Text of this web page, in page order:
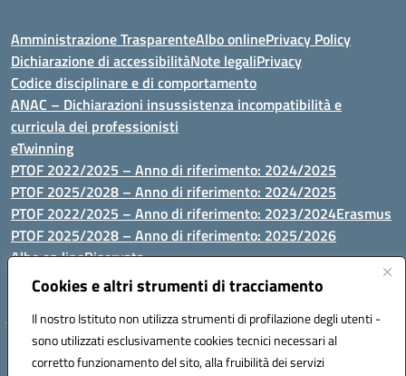
Cookies e altri strumenti di tracciamento
Il nostro Istituto non utilizza strumenti di profilazione degli utenti -
sono utilizzati esclusivamente cookies tecnici necessari al
corretto funzionamento del sito, alla fruibilità dei servizi
Amministrazione TrasparenteAlbo onlinePrivacy Policy
Dichiarazione di accessibilitàNote legaliPrivacy
Codice disciplinare e di comportamento
ANAC – Dichiarazioni insussistenza incompatibilità e
curricula dei professionisti
eTwinning
PTOF 2022/2025 – Anno di riferimento: 2024/2025
PTOF 2025/2028 – Anno di riferimento: 2024/2025
PTOF 2022/2025 – Anno di riferimento: 2023/2024Erasmus
PTOF 2025/2028 – Anno di riferimento: 2025/2026
Albo on lineRiservata
P.N. Dotazione di attrezzature per le palestre
Via Luna e Sole, 44 07100, Sassari - Tel 079293287 - Fax 0793764116
- Mail: ssvc010009@istruzione.it - PEC: ssvc010009@pec.istruzione.it